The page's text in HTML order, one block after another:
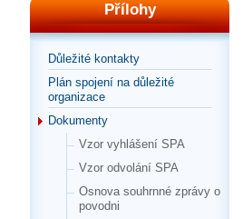
Přílohy
Důležité kontakty
Plán spojení na důležité
organizace
Dokumenty
Vzor vyhlášení SPA
Vzor odvolání SPA
Osnova souhrnné zprávy o
povodni